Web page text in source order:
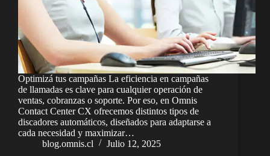
Optimizá tus campañas La eficiencia en campañas
de llamadas es clave para cualquier operación de
ventas, cobranzas o soporte. Por eso, en Omnis
Contact Center CX ofrecemos distintos tipos de
discadores automáticos, diseñados para adaptarse a
cada necesidad y maximizar…
blog.omnis.cl
Julio 12, 2025